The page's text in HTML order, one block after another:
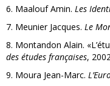
6. Maalouf Amin. Les
7. Meunier Jacques. Le
8. Montandon Alain.
des études françaises,
9. Moura Jean-Marc.